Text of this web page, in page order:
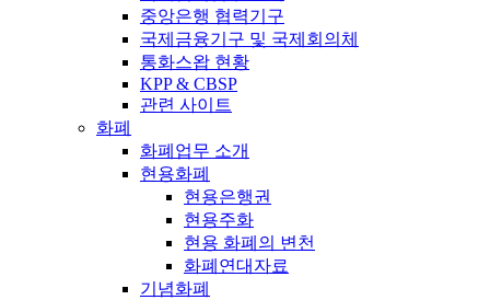
중앙은행 협력기구
국제금융기구 및 국제회의체
통화스왑 현황
KPP & CBSP
관련 사이트
화폐
화폐업무 소개
현용화폐
현용은행권
현용주화
현용 화폐의 변천
화폐연대자료
기념화폐